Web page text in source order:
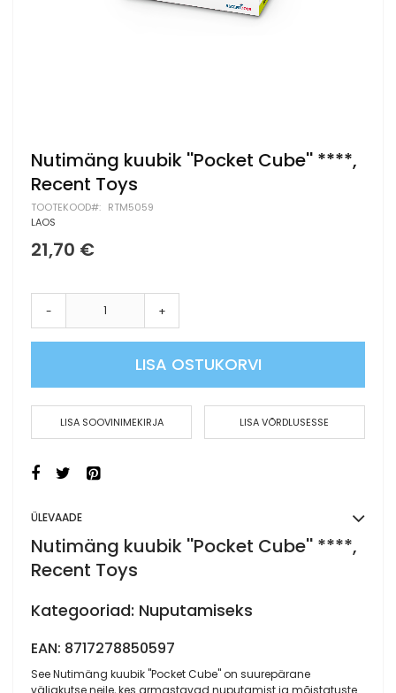
Skip
to
the
beginning
of
images
Nutimäng kuubik ''Pocket Cube'' ****,
Recent Toys
TOOTEKOOD
RTM5059
LAOS
21,70 €
- +
LISA OSTUKORVI
LISA SOOVINIMEKIRJA LISA VÕRDLUSESSE
ÜLEVAADE
Nutimäng kuubik ''Pocket Cube'' ****,
Recent Toys
Kategooriad: Nuputamiseks
EAN: 8717278850597
See Nutimäng kuubik ''Pocket Cube'' on suurepärane